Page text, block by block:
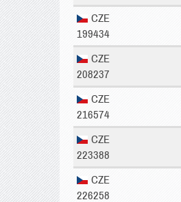
CZE
199434
CZE
208237
CZE
216574
CZE
223388
CZE
226258